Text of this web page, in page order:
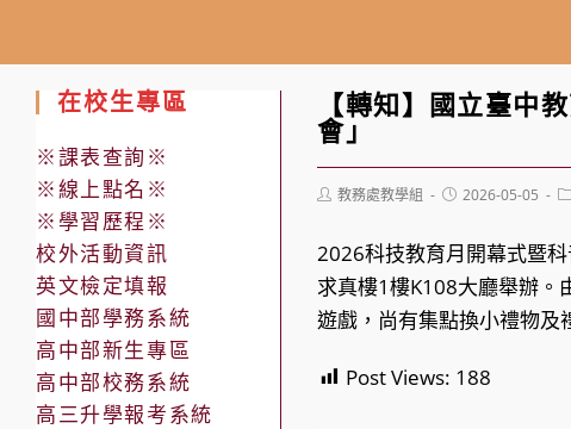
【轉知】國立臺中
會」
Post教務處教學組
Post2026-05-05
2026科技教育月開幕式暨
求真樓1樓K108大廳舉辦。
遊戲，尚有集點換小禮物及
Post Views: 188
在校生專區
※課表查詢※
※線上點名※
※學習歷程※
校外活動資訊
英文檢定填報
國中部學務系統
高中部新生專區
高中部校務系統
高三升學報考系統